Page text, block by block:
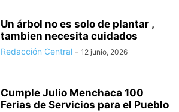
Un árbol no es solo de plantar ,
tambien necesita cuidados
Redacción Central - 12 junio, 2026
Cumple Julio Menchaca 100
Ferias de Servicios para el Pueblo